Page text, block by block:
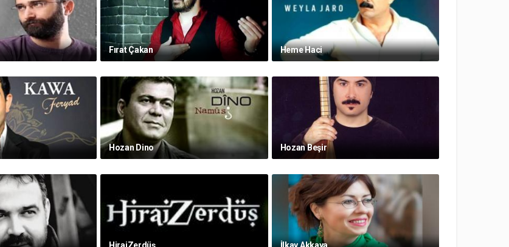
Fırat Çakan Heme Haci
Hozan Dino Hozan Beşir